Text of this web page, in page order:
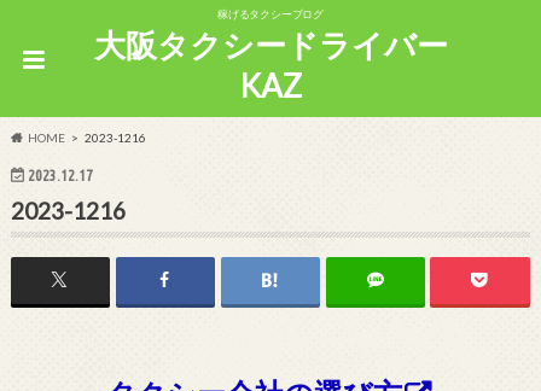
稼げるタクシーブログ
大阪タクシードライバー
KAZ
HOME 2023-1216
2023.12.17
2023-1216